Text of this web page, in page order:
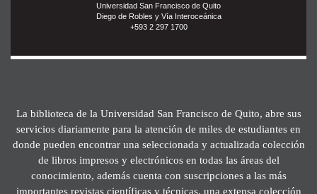
Universidad San Francisco de Quito
Diego de Robles y Vía Interoceánica
+593 2 297 1700
La biblioteca de la Universidad San Francisco de Quito, abre sus
servicios diariamente para la atención de miles de estudiantes en
donde pueden encontrar una seleccionada y actualizada colección
de libros impresos y electrónicos en todas las áreas del
conocimiento, además cuenta con suscripciones a las más
importantes revistas científicas y técnicas, una extensa colección